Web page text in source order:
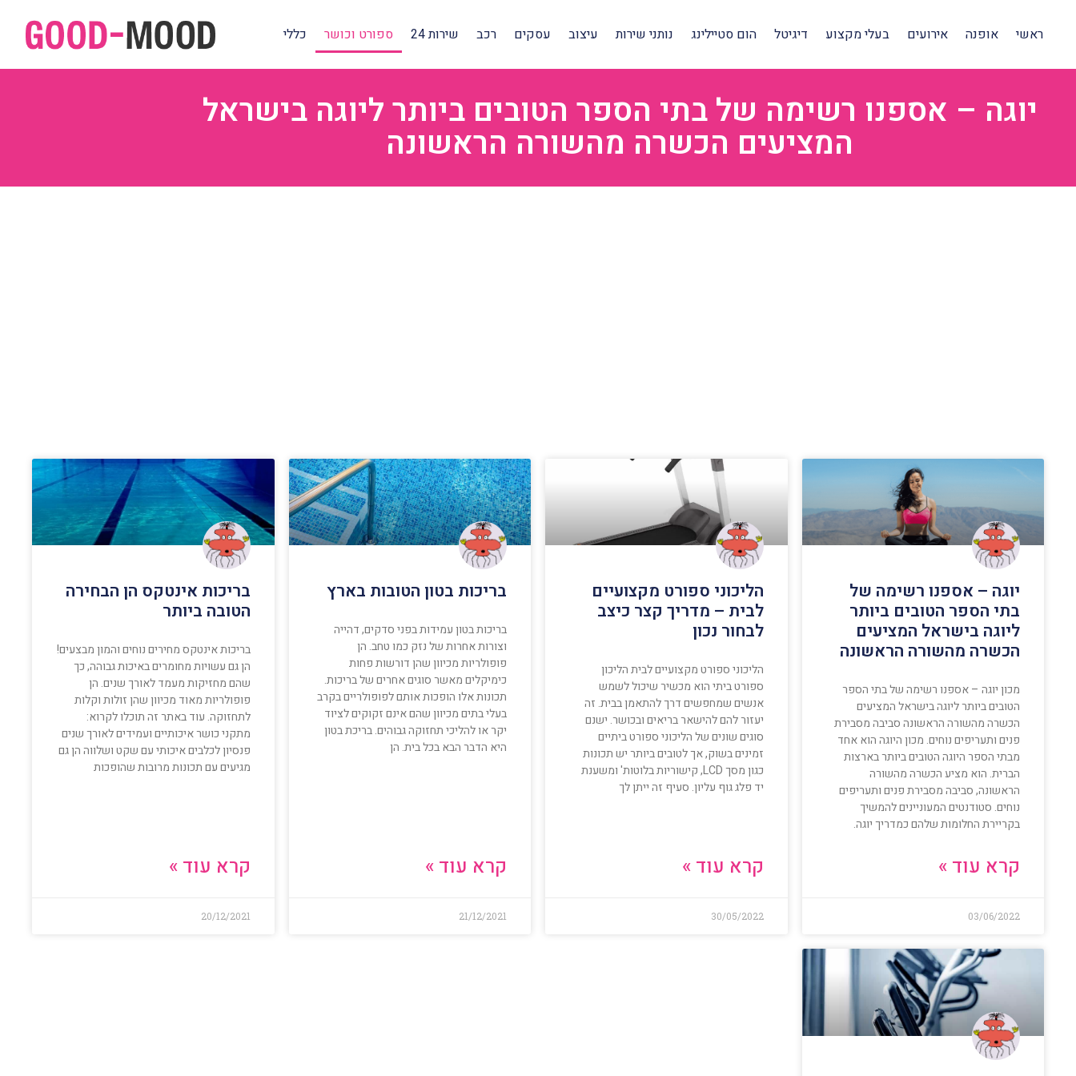
ראשי אופנה אירועים בעלי מקצוע דיגיטל הום סטיילינג נותני שירות עיצוב עסקים רכב שירות 24 ספורט וכושר כללי
יוגה – אספנו רשימה של בתי הספר הטובים ביותר ליוגה בישראל
המציעים הכשרה מהשורה הראשונה
יוגה – אספנו רשימה של
בתי הספר הטובים ביותר
ליוגה בישראל המציעים
הכשרה מהשורה הראשונה
מכון יוגה – אספנו רשימה של בתי הספר
הטובים ביותר ליוגה בישראל המציעים
הכשרה מהשורה הראשונה סביבה מסבירת
פנים ותעריפים נוחים. מכון היוגה הוא אחד
מבתי הספר היוגה הטובים ביותר בארצות
הברית. הוא מציע הכשרה מהשורה
הראשונה, סביבה מסבירת פנים ותעריפים
נוחים. סטודנטים המעוניינים להמשיך
בקריירת החלומות שלהם כמדריך יוגה.
קרא עוד »
03/06/2022
הליכוני ספורט מקצועיים
לבית – מדריך קצר כיצב
לבחור נכון
הליכוני ספורט מקצועיים לבית הליכון
ספורט ביתי הוא מכשיר שיכול לשמש
אנשים שמחפשים דרך להתאמן בבית. זה
יעזור להם להישאר בריאים ובכושר. ישנם
סוגים שונים של הליכוני ספורט ביתיים
זמינים בשוק, אך לטובים ביותר יש תכונות
כגון מסך LCD, קישוריות בלוטות' ומשענת
יד פלג גוף עליון. סעיף זה ייתן לך
קרא עוד »
30/05/2022
בריכות בטון הטובות בארץ
בריכות בטון עמידות בפני סדקים, דהייה
וצורות אחרות של נזק כמו טחב. הן
פופולריות מכיוון שהן דורשות פחות
כימיקלים מאשר סוגים אחרים של בריכות.
תכונות אלו הופכות אותם לפופולריים בקרב
בעלי בתים מכיוון שהם אינם זקוקים לציוד
יקר או להליכי תחזוקה גבוהים. בריכת בטון
היא הדבר הבא בכל בית. הן
קרא עוד »
21/12/2021
בריכות אינטקס הן הבחירה
הטובה ביותר
בריכות אינטקס מחירים נוחים והמון מבצעים!
הן גם עשויות מחומרים באיכות גבוהה, כך
שהם מחזיקות מעמד לאורך שנים. הן
פופולריות מאוד מכיוון שהן זולות וקלות
לתחזוקה. עוד באתר זה תוכלו לקרוא:
מתקני כושר איכותיים ועמידים לאורך שנים
פנסיון לכלבים איכותי עם שקט ושלווה הן גם
מגיעים עם תכונות מרובות שהופכות
קרא עוד »
20/12/2021